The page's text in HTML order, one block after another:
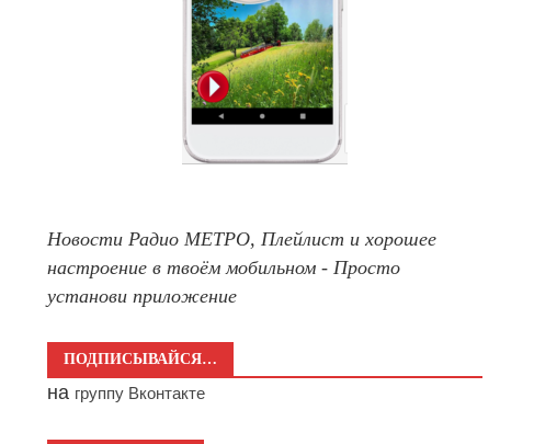
Новости Радио МЕТРО, Плейлист и хорошее
настроение в твоём мобильном - Просто
установи приложение
ПОДПИСЫВАЙСЯ…
на группу Вконтакте